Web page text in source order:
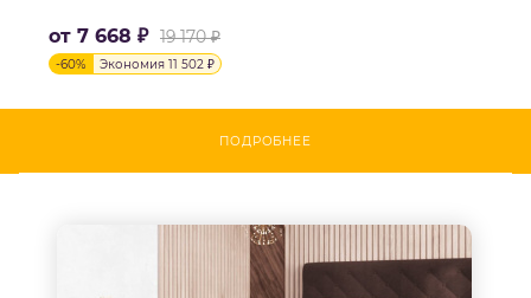
от 7 668 ₽ 19 170 ₽
-60% Экономия 11 502 ₽
ПОДРОБНЕЕ